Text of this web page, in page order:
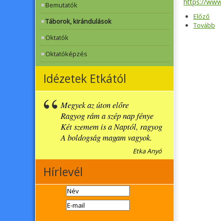
Bemutatók
Táborok, kirándulások
Oktatók
Oktatóképzés
Idézetek Etkától
Megyek az úton előre
Ragyog rám a szép nap fénye
Két szemem is a Naptól, ragyog
A boldogság magam vagyok.
Etka Anyó
Hírlevél
Előző
Tovább